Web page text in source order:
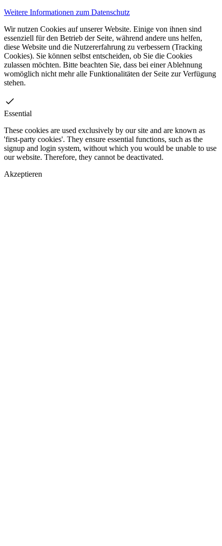
Weitere Informationen zum Datenschutz
Wir nutzen Cookies auf unserer Website. Einige von ihnen sind
essenziell für den Betrieb der Seite, während andere uns helfen,
diese Website und die Nutzererfahrung zu verbessern (Tracking
Cookies). Sie können selbst entscheiden, ob Sie die Cookies
zulassen möchten. Bitte beachten Sie, dass bei einer Ablehnung
womöglich nicht mehr alle Funktionalitäten der Seite zur Verfügung
stehen.
Essential
These cookies are used exclusively by our site and are known as
'first-party cookies'. They ensure essential functions, such as the
signup and login system, without which you would be unable to use
our website. Therefore, they cannot be deactivated.
Akzeptieren